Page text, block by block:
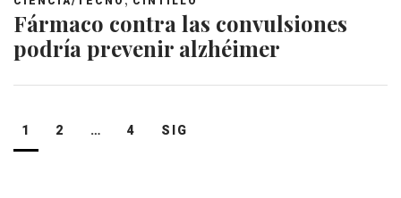
Fármaco contra las convulsiones
podría prevenir alzhéimer
Navegación
de
1 2 … 4 SIG